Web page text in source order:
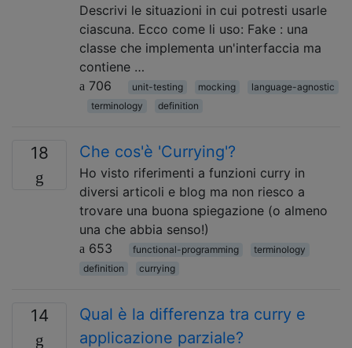
Descrivi le situazioni in cui potresti usarle
ciascuna. Ecco come li uso: Fake : una
classe che implementa un'interfaccia ma
contiene …
706
unit-testing mocking
language-agnostic
terminology
definition
18 Che cos'è 'Currying'?
Ho visto riferimenti a funzioni curry in
diversi articoli e blog ma non riesco a
trovare una buona spiegazione (o almeno
una che abbia senso!)
653
functional-programming
terminology
definition
currying
14
Qual è la differenza tra curry e
applicazione parziale?